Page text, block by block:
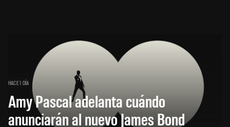
HACE 1 DÍA
Amy Pascal adelanta cuándo
anunciarán al nuevo James Bond